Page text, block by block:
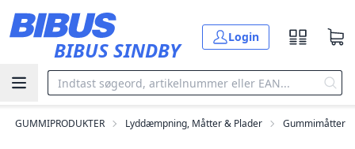
BIBUS SINDBY
Login
GUMMIPRODUKTER Lyddæmpning, Måtter & Plader Gummimåtter